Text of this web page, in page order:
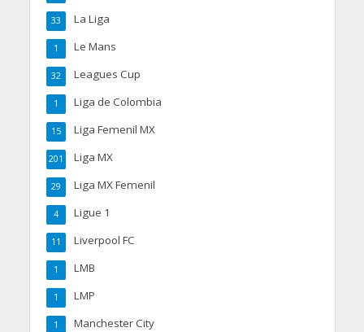
La Liga
33
Le Mans
1
Leagues Cup
32
Liga de Colombia
1
Liga Femenil MX
15
Liga MX
201
Liga MX Femenil
29
Ligue 1
4
Liverpool FC
11
LMB
1
LMP
1
Manchester City
1